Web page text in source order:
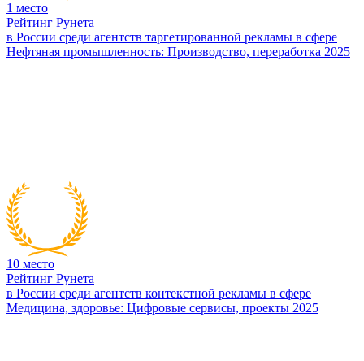
1 место
Рейтинг Рунета
в России среди агентств таргетированной рекламы в сфере
Нефтяная промышленность: Производство, переработка 2025
10 место
Рейтинг Рунета
в России среди агентств контекстной рекламы в сфере
Медицина, здоровье: Цифровые сервисы, проекты 2025